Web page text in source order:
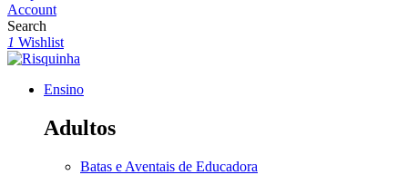
Account
Search
1 Wishlist
Ensino
Adultos
Batas e Aventais de Educadora